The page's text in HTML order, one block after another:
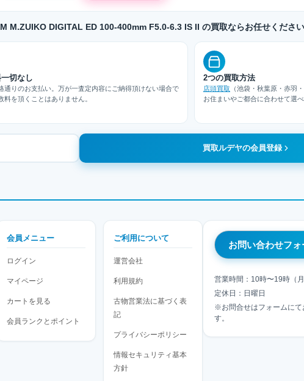
DIGITAL ED 100-400mm F5.0-6.3 IS II の買取ならお任せください
切なし
通りのお支払い。万が一査定内容にご納得頂けない場合で
料を頂くことはありません。
2つの買取方法
店頭買取 （池袋・秋葉原・赤羽
お住まいやご都合に合わせて選べ
買取ルデヤの会員登録
会員メニュー
ログイン
マイページ
カートを見る
会員ランクとポイント
ご利用について
運営会社
利用規約
古物営業法に基づく表
記
プライバシーポリシー
情報セキュリティ基本
方針
お問い合わせフォ
営業時間：10時〜19時（月
定休日：日曜日
※お問合せはフォームにて
す。